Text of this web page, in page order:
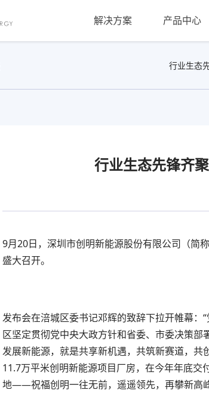
解决方案 产品中心
行业生态
行业生态先锋齐
9月20日，深圳市创明新能源股份有限公司（简
盛大召开。
发布会在涪城区委书记邓辉的致辞下拉开帷幕
区坚定贯彻党中央大政方针和省委、市委决策
发展新能源，就是共享新机遇，共筑新赛道，
11.7万平米创明新能源项目厂房，在今年年底
地——祝福创明一往无前，遥遥领先，再攀新高